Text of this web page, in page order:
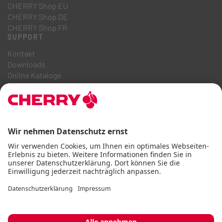
CHERRY Shop EU
CHERRY Shop DE
CHERRY Shop FR
SUPPORT
Kontakt
Downloads
Online Kataloge
FAQ
ÜBER UNS
Hinweisgebersystem
Code of Business Conduct
BarrierefreiheitserklärungAGBNutzungshinweiseDatenschutz